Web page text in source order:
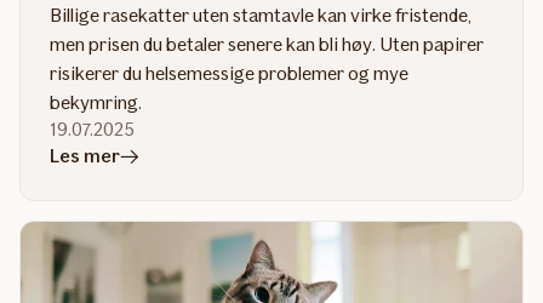
Billige rasekatter uten stamtavle kan virke fristende,
men prisen du betaler senere kan bli høy. Uten papirer
risikerer du helsemessige problemer og mye
bekymring.
19.07.2025
Les meri